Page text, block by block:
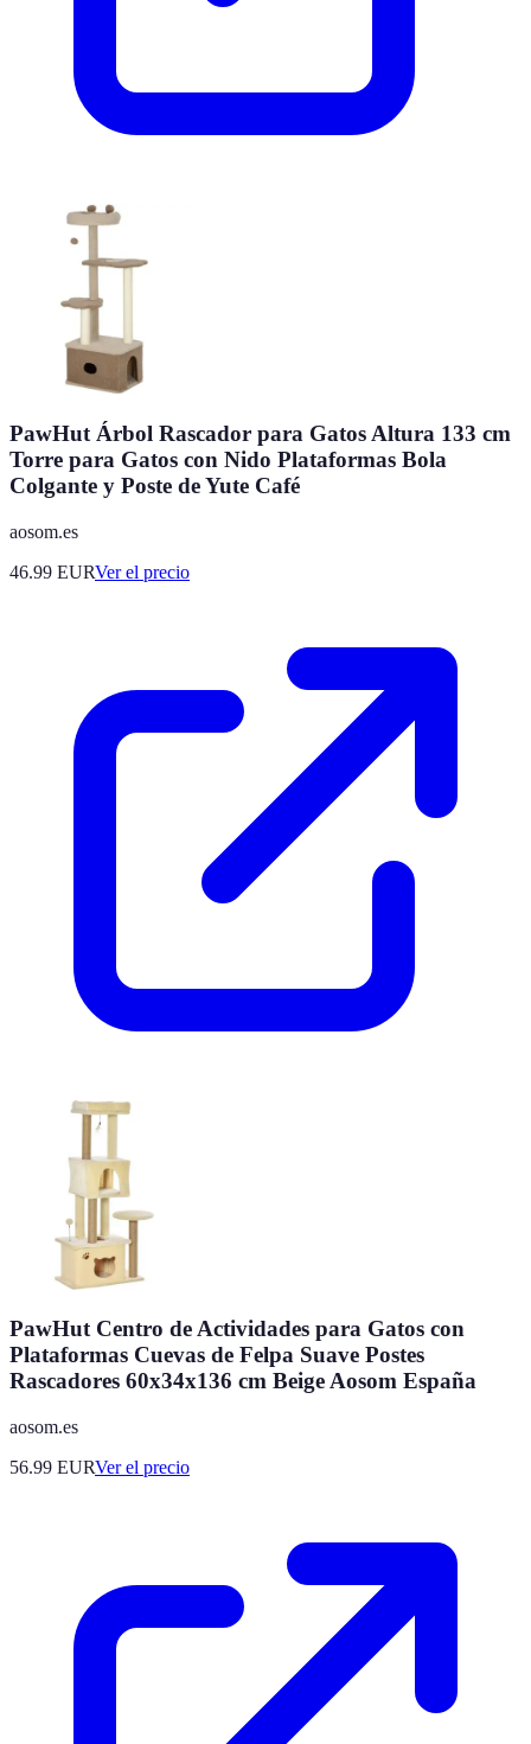
PawHut Árbol Rascador para Gatos Altura 133 cm
Torre para Gatos con Nido Plataformas Bola
Colgante y Poste de Yute Café
aosom.es
46.99 EURVer el precio
PawHut Centro de Actividades para Gatos con
Plataformas Cuevas de Felpa Suave Postes
Rascadores 60x34x136 cm Beige Aosom España
aosom.es
56.99 EURVer el precio